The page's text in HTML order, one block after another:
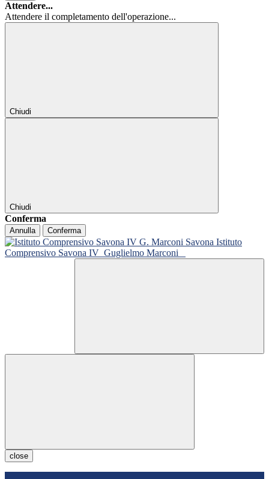
Attendere...
Attendere il completamento dell'operazione...
Chiudi
Chiudi
Conferma
Annulla Conferma
Istituto
Comprensivo Savona IV Guglielmo Marconi
close